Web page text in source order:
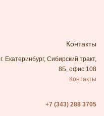
Контакты
г. Екатеринбург, Сибирский тракт,
8Б, офис 108
Контакты
+7 (343) 288 3705